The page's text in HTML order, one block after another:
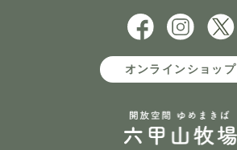
オンラインショップ